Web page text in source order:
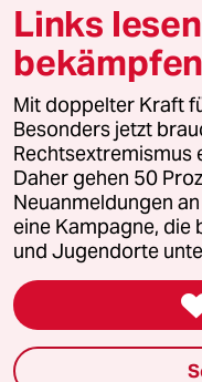
© 2026 taz Verlags
Alle Rechte vorbehalten. Bei
wenden Sie sich bitte an
Feedback
Leitlinie Informant
Seitenwende
Links
bekämpfen
Mit doppelter Kraft
Besonders jetzt
Rechtsextremismus
Daher gehen 50
Neuanmeldungen
eine Kampagne, die
und Jugendorte